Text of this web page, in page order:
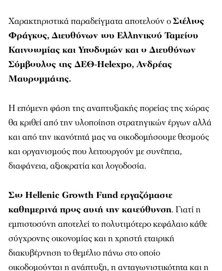
Χαρακτηριστικά παραδείγματα αποτελούν οΣτέλιος
Φράγκος, Διευθύνων του Ελληνικού Ταμείου
Καινοτομίας και Υποδομών και ο Διευθύνων
Σύμβουλος της ΔΕΘ-Helexpo, Ανδρέας
Μαυρομμάτης.
Η επόμενη φάση της αναπτυξιακής πορείας της χώρας
θα κριθεί από την υλοποίηση στρατηγικών έργων αλλά
και από την ικανότητά μας να οικοδομήσουμε θεσμούς
και οργανισμούς που λειτουργούν με συνέπεια,
διαφάνεια, αξιοκρατία και λογοδοσία.
Στο Hellenic Growth Fund εργαζόμαστε
καθημερινά προς αυτή την κατεύθυνση. Γιατί η
εμπιστοσύνη αποτελεί το πολυτιμότερο κεφάλαιο κάθε
σύγχρονης οικονομίας και η χρηστή εταιρική
διακυβέρνηση το θεμέλιο πάνω στο οποίο
οικοδομούνται η ανάπτυξη, η ανταγωνιστικότητα και η